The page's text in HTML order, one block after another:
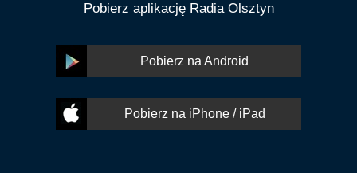
Pobierz aplikację Radia Olsztyn
Pobierz na Android
Pobierz na iPhone / iPad